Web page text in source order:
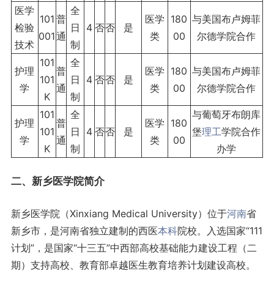
医学
检验
技术
101
001
普
通
全
日
制
4 否否 是
医学
类
180
00
与美国布卢姆菲
尔德学院合作
护理
学
101
101
K
普
通
全
日
制
4 否否 是
医学
类
180
00
与美国布卢姆菲
尔德学院合作
护理
学
101
101
K
普
通
全
日
制
4 否否 是
医学
类
180
00
与葡萄牙布朗库
堡理工学院合作
办学
二、新乡医学院简介
新乡医学院（Xinxiang Medical University）位于河南省
新乡市，是河南省独立建制的西医本科院校。入选国家“111
计划”，是国家“十三五”中西部高校基础能力建设工程（二
期）支持高校、教育部卓越医生教育培养计划建设高校。